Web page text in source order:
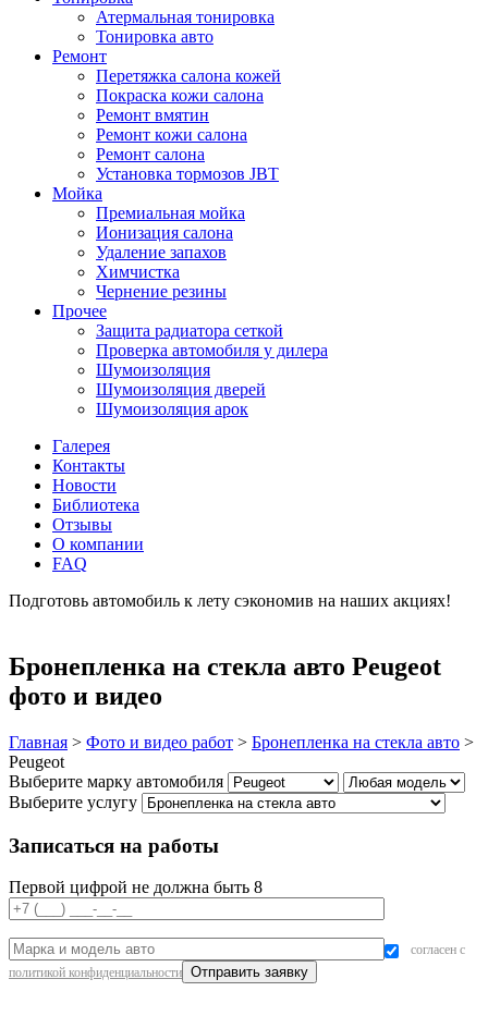
Атермальная тонировка
Тонировка авто
Ремонт
Перетяжка салона кожей
Покраска кожи салона
Ремонт вмятин
Ремонт кожи салона
Ремонт салона
Установка тормозов JBT
Мойка
Премиальная мойка
Ионизация салона
Удаление запахов
Химчистка
Чернение резины
Прочее
Защита радиатора сеткой
Проверка автомобиля у дилера
Шумоизоляция
Шумоизоляция дверей
Шумоизоляция арок
Галерея
Контакты
Новости
Библиотека
Отзывы
О компании
FAQ
Подготовь автомобиль к лету сэкономив на наших акциях!
Бронепленка на стекла авто Peugeot
фото и видео
Главная > Фото и видео работ > Бронепленка на стекла авто >
Peugeot
Выберите марку автомобиля
Выберите услугу
Записаться на работы
Первой цифрой не должна быть 8
согласен с
политикой конфиденциальности